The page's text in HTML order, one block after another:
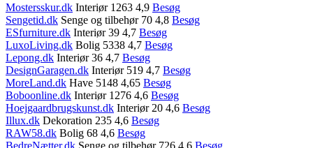
Mostersskur.dk Interiør 1263 4,9 Besøg
Sengetid.dk Senge og tilbehør 70 4,8 Besøg
ESfurniture.dk Interiør 39 4,7 Besøg
LuxoLiving.dk Bolig 5338 4,7 Besøg
Lepong.dk Interiør 36 4,7 Besøg
DesignGaragen.dk Interiør 519 4,7 Besøg
MoreLand.dk Have 5148 4,65 Besøg
Boboonline.dk Interiør 1276 4,6 Besøg
Hoejgaardbrugskunst.dk Interiør 20 4,6 Besøg
Illux.dk Dekoration 235 4,6 Besøg
RAW58.dk Bolig 68 4,6 Besøg
BedreNætter.dk Senge og tilbehør 726 4,6 Besøg